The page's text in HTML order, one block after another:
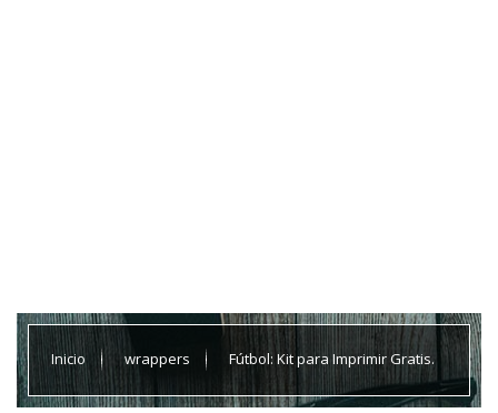
Inicio wrappers Fútbol: Kit para Imprimir Gratis.